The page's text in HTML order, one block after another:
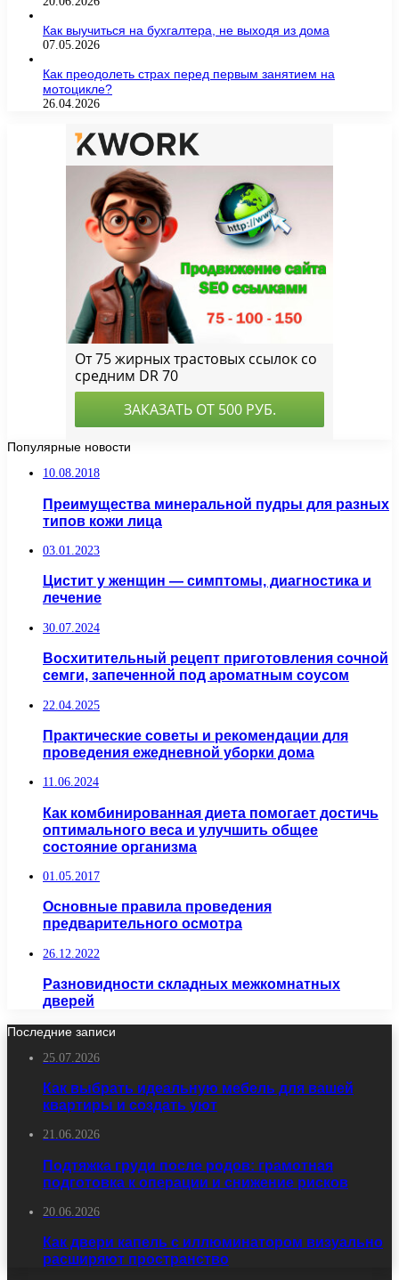
Как выучиться на бухгалтера, не выходя из дома
07.05.2026
Как преодолеть страх перед первым занятием на
мотоцикле?
26.04.2026
Популярные новости
10.08.2018
Преимущества минеральной пудры для разных
типов кожи лица
03.01.2023
Цистит у женщин — симптомы, диагностика и
лечение
30.07.2024
Восхитительный рецепт приготовления сочной
семги, запеченной под ароматным соусом
22.04.2025
Практические советы и рекомендации для
проведения ежедневной уборки дома
11.06.2024
Как комбинированная диета помогает достичь
оптимального веса и улучшить общее
состояние организма
01.05.2017
Основные правила проведения
предварительного осмотра
26.12.2022
Разновидности складных межкомнатных
дверей
Последние записи
25.07.2026
Как выбрать идеальную мебель для вашей
квартиры и создать уют
21.06.2026
Подтяжка груди после родов: грамотная
подготовка к операции и снижение рисков
20.06.2026
Как двери капель с иллюминатором визуально
расширяют пространство